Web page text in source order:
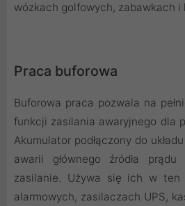
wózkach golfowych, zabawkach i
Praca buforowa
Buforowa praca pozwala na
funkcji zasilania awaryjnego dla
Akumulator podłączony do
awarii głównego źródła
zasilanie. Używa się ich w ten
alarmowych, zasilaczach UPS,